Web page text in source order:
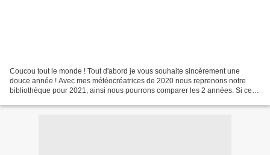
Coucou tout le monde ! Tout d'abord je vous souhaite sincèrement une
douce année ! Avec mes météocréatrices de 2020 nous reprenons notre
bibliothèque pour 2021, ainsi nous pourrons comparer les 2 années. Si cela